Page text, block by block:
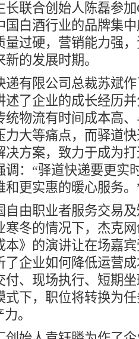
长联合创始人陈磊参
国白酒行业的品牌集
量过硬，营销能力强
的发展时期。
有限公司总裁苏斌作
述了企业的成长经历
统物流有时间成本高
力大等痛点，而驿道
决方案，致力于成为
调：“驿道快递要更实
和更实惠的暖心服务。
由职业者服务交易及
寒冬的情况下，杰克
本》的演讲让在场嘉
了企业如何降低运营
付、现场执行、短期
式下，职位将转换为
。